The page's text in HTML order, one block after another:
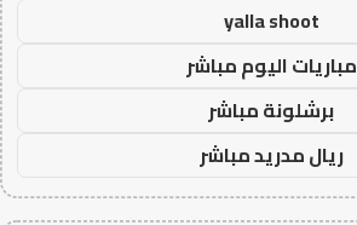
yalla shoot
مباريات اليوم مباشر
برشلونة مباشر
ريال مدريد مباشر